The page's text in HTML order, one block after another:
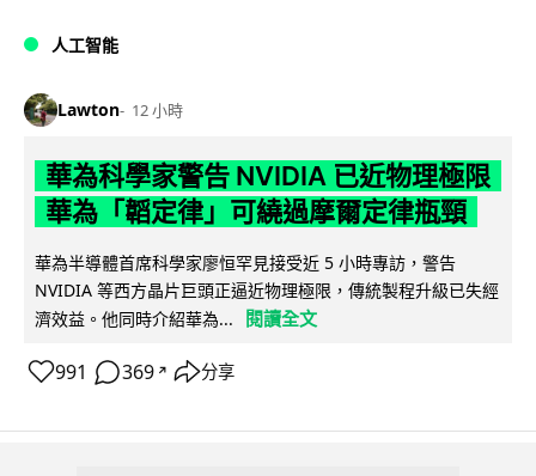
人工智能
Lawton 12 小時
華為科學家警告 NVIDIA 已近物理極限
華為「韜定律」可繞過摩爾定律瓶頸
華為半導體首席科學家廖恒罕見接受近 5 小時專訪，警告
NVIDIA 等西方晶片巨頭正逼近物理極限，傳統製程升級已失經
濟效益。他同時介紹華為...
閱讀全文
991 369 ↗ 分享